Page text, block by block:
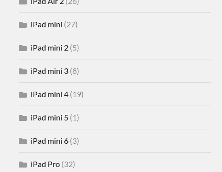
iPad mini (27)
iPad mini 2 (5)
iPad mini 3 (8)
iPad mini 4 (19)
iPad mini 5 (1)
iPad mini 6 (3)
iPad Pro (32)